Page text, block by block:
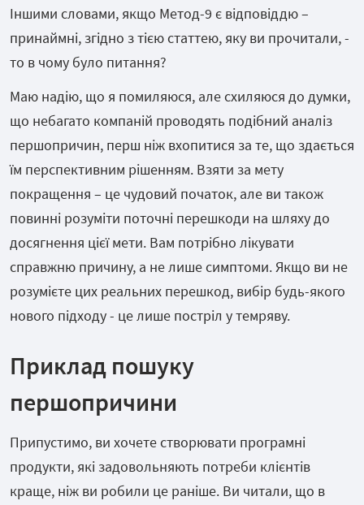
Іншими словами, якщо Метод-9 є відповіддю –
принаймні, згідно з тією статтею, яку ви прочитали, -
то в чому було питання?
Маю надію, що я помиляюся, але схиляюся до думки,
що небагато компаній проводять подібний аналіз
першопричин, перш ніж вхопитися за те, що здається
їм перспективним рішенням. Взяти за мету
покращення – це чудовий початок, але ви також
повинні розуміти поточні перешкоди на шляху до
досягнення цієї мети. Вам потрібно лікувати
справжню причину, а не лише симптоми. Якщо ви не
розумієте цих реальних перешкод, вибір будь-якого
нового підходу - це лише постріл у темряву.
Приклад пошуку
першопричини
Припустимо, ви хочете створювати програмні
продукти, які задовольняють потреби клієнтів
краще, ніж ви робили це раніше. Ви читали, що в